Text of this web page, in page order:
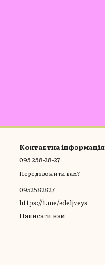
Контактна інформація
095 258-28-27
Передзвонити вам?
0952582827
https://t.me/edeljveys
Написати нам